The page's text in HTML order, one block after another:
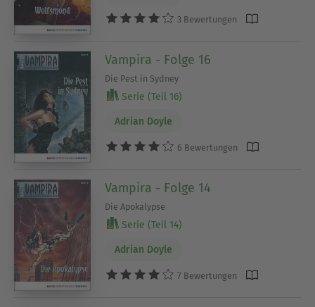
3 Bewertungen
Vampira - Folge 16
Die Pest in Sydney
Serie (Teil 16)
Adrian Doyle
6 Bewertungen
Vampira - Folge 14
Die Apokalypse
Serie (Teil 14)
Adrian Doyle
7 Bewertungen